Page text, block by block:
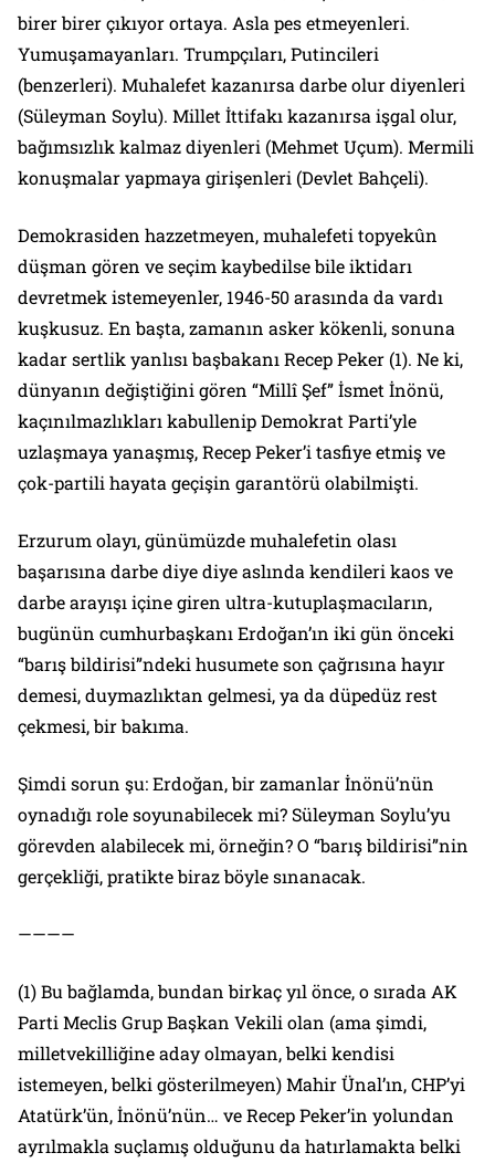
birer birer çıkıyor ortaya. Asla pes etmeyenleri.
Yumuşamayanları. Trumpçıları, Putincileri
(benzerleri). Muhalefet kazanırsa darbe olur diyenleri
(Süleyman Soylu). Millet İttifakı kazanırsa işgal olur,
bağımsızlık kalmaz diyenleri (Mehmet Uçum). Mermili
konuşmalar yapmaya girişenleri (Devlet Bahçeli).
Demokrasiden hazzetmeyen, muhalefeti topyekûn
düşman gören ve seçim kaybedilse bile iktidarı
devretmek istemeyenler, 1946-50 arasında da vardı
kuşkusuz. En başta, zamanın asker kökenli, sonuna
kadar sertlik yanlısı başbakanı Recep Peker (1). Ne ki,
dünyanın değiştiğini gören “Millî Şef” İsmet İnönü,
kaçınılmazlıkları kabullenip Demokrat Parti’yle
uzlaşmaya yanaşmış, Recep Peker’i tasfiye etmiş ve
çok-partili hayata geçişin garantörü olabilmişti.
Erzurum olayı, günümüzde muhalefetin olası
başarısına darbe diye diye aslında kendileri kaos ve
darbe arayışı içine giren ultra-kutuplaşmacıların,
bugünün cumhurbaşkanı Erdoğan’ın iki gün önceki
“barış bildirisi”ndeki husumete son çağrısına hayır
demesi, duymazlıktan gelmesi, ya da düpedüz rest
çekmesi, bir bakıma.
Şimdi sorun şu: Erdoğan, bir zamanlar İnönü’nün
oynadığı role soyunabilecek mi? Süleyman Soylu’yu
görevden alabilecek mi, örneğin? O “barış bildirisi”nin
gerçekliği, pratikte biraz böyle sınanacak.
————
(1) Bu bağlamda, bundan birkaç yıl önce, o sırada AK
Parti Meclis Grup Başkan Vekili olan (ama şimdi,
milletvekilliğine aday olmayan, belki kendisi
istemeyen, belki gösterilmeyen) Mahir Ünal’ın, CHP’yi
Atatürk’ün, İnönü’nün… ve Recep Peker’in yolundan
ayrılmakla suçlamış olduğunu da hatırlamakta belki